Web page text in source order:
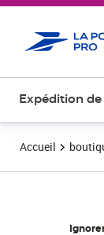
Expédition
Accueil